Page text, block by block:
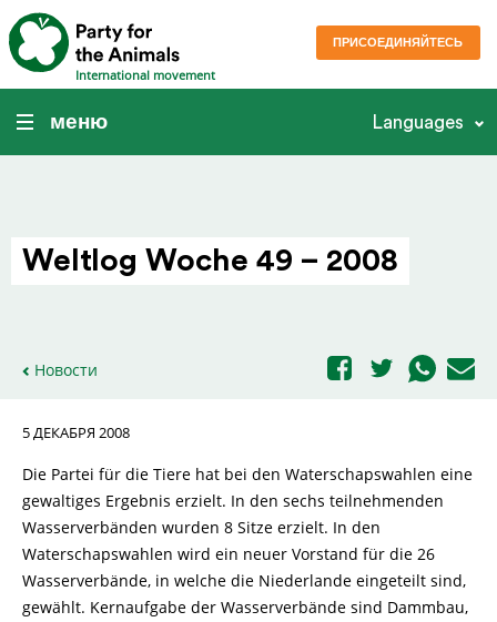
International movement
ПРИСОЕДИНЯЙТЕСЬ
меню Languages
Weltlog Woche 49 – 2008
Новости
5 ДЕКАБРЯ 2008
Die Partei für die Tiere hat bei den Waterschapswahlen eine
gewaltiges Ergebnis erzielt. In den sechs teilnehmenden
Wasserverbänden wurden 8 Sitze erzielt. In den
Waterschapswahlen wird ein neuer Vorstand für die 26
Wasserverbände, in welche die Niederlande eingeteilt sind,
gewählt. Kernaufgabe der Wasserverbände sind Dammbau,